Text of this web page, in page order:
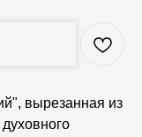
вырезанная из